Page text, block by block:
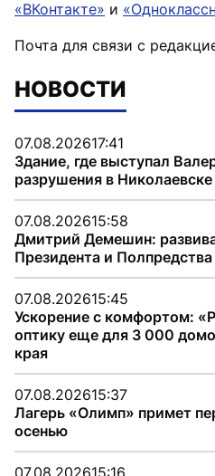
«ВКонтакте» и
Почта для связи с
НОВОСТИ
07.08.202617:41
Здание, где выступал
разрушения в Николаевске
07.08.202615:58
Дмитрий Демешин:
Президента и
07.08.202615:45
Ускорение с комфортом:
оптику еще для 3 000
края
07.08.202615:37
Лагерь «Олимп» примет
осенью
07.08.202615:16